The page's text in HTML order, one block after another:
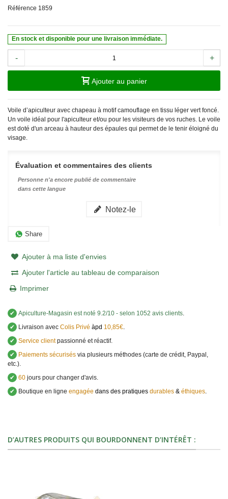
Référence 1859
En stock et disponible pour une livraison immédiate.
- +
Ajouter au panier
Voile d’apiculteur avec chapeau à motif camouflage en tissu léger vert foncé.
Un voile idéal pour l'apiculteur et/ou pour les visiteurs de vos ruches. Le voile
est doté d'un arceau à hauteur des épaules qui permet de le tenir éloigné du
visage.
Évaluation et commentaires des clients
Personne n'a encore publié de commentaire
dans cette langue
Notez-le
Share
Ajouter à ma liste d'envies
Ajouter l'article au tableau de comparaison
Imprimer
✔ Apiculture-Magasin est noté 9.2/10 - selon 1052 avis clients.
✔
Livraison avec Colis Privé àpd 10,85€.
✔ Service clientpassionné et réactif.
✔
Paiements sécurisés via plusieurs méthodes (carte de crédit, Paypal,
etc.).
✔ 60 jours pour changer d'avis.
✔
Boutique en ligne engagée dans des pratiques durables & éthiques.
D’AUTRES PRODUITS QUI BOURDONNENT D’INTÉRÊT :